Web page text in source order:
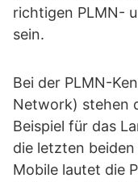
richtigen PLMN-
sein.
Bei der PLMN-
Network) stehen
Beispiel für das
die letzten
Mobile lautet die